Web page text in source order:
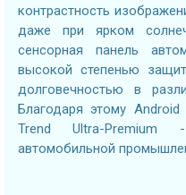
контрастность
даже при ярком
сенсорная панель
высокой степенью
долговечностью в
Благодаря этому Android
Trend Ultra-
автомобильной